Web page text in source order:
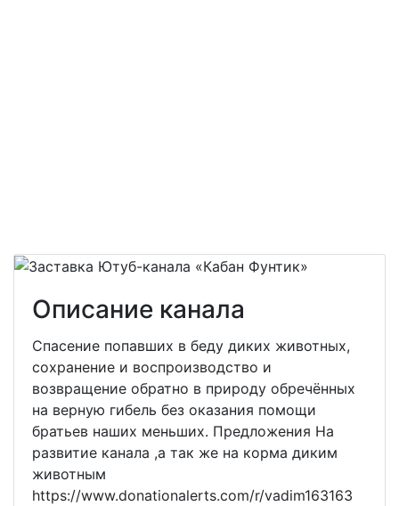
Описание канала
Спасение попавших в беду диких животных,
сохранение и воспроизводство и
возвращение обратно в природу обречённых
на верную гибель без оказания помощи
братьев наших меньших. Предложения На
развитие канала ,а так же на корма диким
животным
https://www.donationalerts.com/r/vadim163163